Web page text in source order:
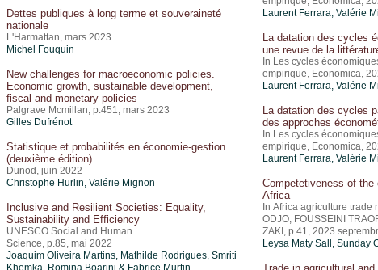
Dettes publiques à long terme et souveraineté
nationale
L'Harmattan, mars 2023
Michel Fouquin
New challenges for macroeconomic policies.
Economic growth, sustainable development,
fiscal and monetary policies
Palgrave Mcmillan, p.451, mars 2023
Gilles Dufrénot
Statistique et probabilités en économie-gestion
(deuxième édition)
Dunod, juin 2022
Christophe Hurlin, Valérie Mignon
Inclusive and Resilient Societies: Equality,
Sustainability and Efficiency
UNESCO Social and Human
Science, p.85, mai 2022
Joaquim Oliveira Martins, Mathilde Rodrigues, Smriti
Khemka, Romina Boarini & Fabrice Murtin
Laurent Ferrara, Valérie
La datation des cycles
une revue de la
In Les cycles
empirique, Economica,
Laurent Ferrara, Valérie
La datation des cycles
des approches
In Les cycles
empirique, Economica,
Laurent Ferrara, Valérie
Competetiveness of
Africa
In Africa agriculture trade
ODJO, FOUSSEINI
ZAKI, p.41, 2023
Leysa Maty Sall, Sunday